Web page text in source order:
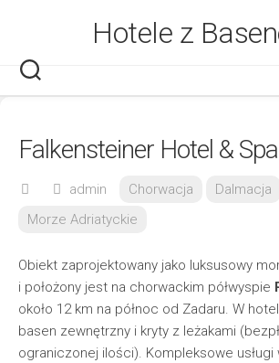
Hotele z
Falkensteiner Hotel &
admin Chorwacja
Dalmacja
Morze Adriatyckie
Obiekt zaprojektowany jako luksusowy
i położony jest na chorwackim półwyspie
około 12 km na północ od Zadaru. W
basen zewnętrzny i kryty z leżakami
ograniczonej ilości). Kompleksowe usługi